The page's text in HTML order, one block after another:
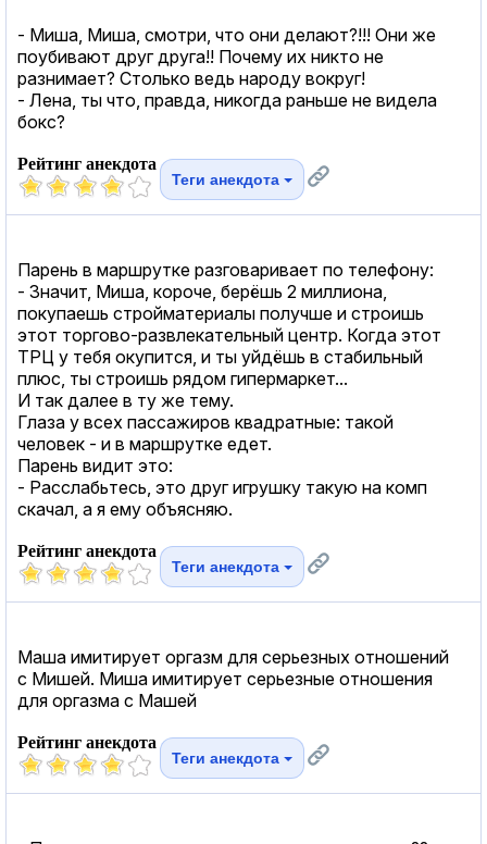
- Миша, Миша, смотри, что они делают?!!! Они же
поубивают друг друга!! Почему их никто не
разнимает? Столько ведь народу вокруг!
- Лена, ты что, правда, никогда раньше не видела
бокс?
Рейтинг анекдота
Теги анекдота
Парень в маршрутке разговаривает по телефону:
- Значит, Миша, короче, берёшь 2 миллиона,
покупаешь стройматериалы получше и строишь
этот торгово-развлекательный центр. Когда этот
ТРЦ у тебя окупится, и ты уйдёшь в стабильный
плюс, ты строишь рядом гипермаркет...
И так далее в ту же тему.
Глаза у всех пассажиров квадратные: такой
человек - и в маршрутке едет.
Парень видит это:
- Расслабьтесь, это друг игрушку такую на комп
скачал, а я ему объясняю.
Рейтинг анекдота
Теги анекдота
Маша имитирует оргазм для серьезных отношений
с Мишей. Миша имитирует серьезные отношения
для оргазма с Машей
Рейтинг анекдота
Теги анекдота